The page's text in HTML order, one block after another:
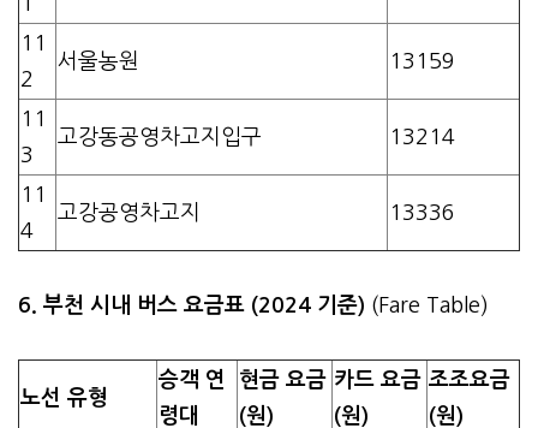
11
2
서울농원 13159
11
3
고강동공영차고지입구 13214
11
4
고강공영차고지 13336
6. 부천 시내 버스 요금표 (2024 기준) (Fare Table)
노선 유형
승객 연
령대
현금 요금
(원)
카드 요금
(원)
조조요금
(원)